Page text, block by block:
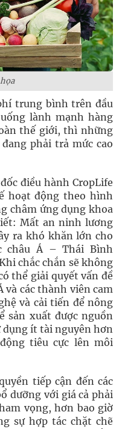
trung bình trên đầu
lành mạnh hàng
thế giới, thì những
phải trả mức cao
điều hành CropLife
hoạt động theo hình
châm ứng dụng khoa
Mất an ninh lương
ra khó khăn lớn cho
châu Á – Thái Bình
chắc chắn sẽ không
thể giải quyết vấn đề
và các thành viên cam
và cải tiến để nông
sản xuất được nguồn
ít tài nguyên hơn
tiêu cực lên môi
tiếp cận đến các
dưỡng với giá cả phải
vọng, hơn bao giờ
sự hợp tác chặt chẽ